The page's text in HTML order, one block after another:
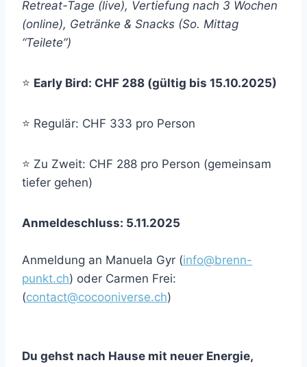
Retreat-Tage (live), Vertiefung nach 3 Wochen
(online), Getränke & Snacks (So. Mittag
“Teilete”)
⭐ Early Bird: CHF 288 (gültig bis 15.10.2025)
⭐ Regulär: CHF 333 pro Person
⭐ Zu Zweit: CHF 288 pro Person (gemeinsam
tiefer gehen)
Anmeldeschluss: 5.11.2025
Anmeldung an Manuela Gyr (info@brenn-
punkt.ch) oder Carmen Frei:
(contact@cocooniverse.ch)
Du gehst nach Hause mit neuer Energie,